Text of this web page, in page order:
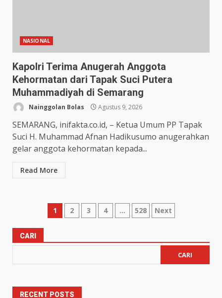
NASIONAL
Kapolri Terima Anugerah Anggota
Kehormatan dari Tapak Suci Putera
Muhammadiyah di Semarang
Nainggolan Bolas Agustus 9, 2026
SEMARANG, inifakta.co.id, – Ketua Umum PP Tapak
Suci H. Muhammad Afnan Hadikusumo anugerahkan
gelar anggota kehormatan kepada...
Read More
1 2 3 4 … 528 Next
CARI
CARI
RECENT POSTS